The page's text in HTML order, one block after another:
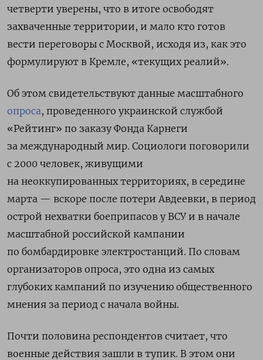
четверти уверены, что в итоге освободят
захваченные территории, и мало кто готов
вести переговоры с Москвой, исходя из, как это
формулируют в Кремле, «текущих реалий».
Об этом свидетельствуют данные масштабного
опроса, проведенного украинской службой
«Рейтинг» по заказу Фонда Карнеги
за международный мир. Социологи поговорили
с 2000 человек, живущими
на неоккупированных территориях, в середине
марта — вскоре после потери Авдеевки, в период
острой нехватки боеприпасов у ВСУ и в начале
масштабной российской кампании
по бомбардировке электростанций. По словам
организаторов опроса, это одна из самых
глубоких кампаний по изучению общественного
мнения за период с начала войны.
Почти половина респондентов считает, что
военные действия зашли в тупик. В этом они